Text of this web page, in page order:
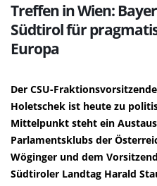
Treffen in Wien:
Südtirol für
Europa
Der CSU-
Holetschek ist heute zu
Mittelpunkt steht ein
Parlamentsklubs der
Wöginger und dem
Südtiroler Landtag Harald